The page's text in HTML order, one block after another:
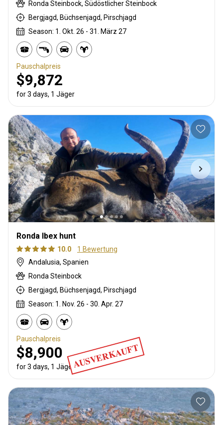
Ronda Steinbock, Südöstlicher Steinbock
Bergjagd, Büchsenjagd, Pirschjagd
Season: 1. Okt. 26 - 31. März 27
Pauschalpreis
$9,872
for 3 days, 1 Jäger
Ronda Ibex hunt
10.0
1 Bewertung
Andalusia, Spanien
Ronda Steinbock
Bergjagd, Büchsenjagd, Pirschjagd
Season: 1. Nov. 26 - 30. Apr. 27
AUSVERKAUFT
Pauschalpreis
$8,900
for 3 days, 1 Jäger